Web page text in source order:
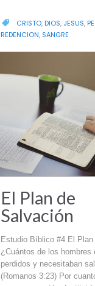
 CATEGORY
CRISTO, DIOS, JESUS,
REDENCION, SANGRE
El Plan de
Salvación
Estudio Bíblico #4 El Plan
¿Cuántos de los hombres
perdidos y necesitaban
(Romanos 3:23) Por